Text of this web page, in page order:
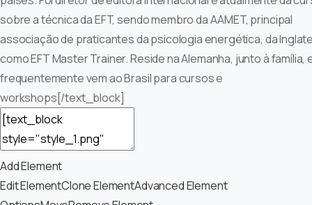
sobre a técnica da EFT, sendo membro da AAMET, principal
associação de praticantes da psicologia energética, da
como EFT Master Trainer. Reside na Alemanha, junto à família,
frequentemente vem ao Brasil para cursos e
workshops[/text_block]
Add Element
Edit ElementClone ElementAdvanced Element